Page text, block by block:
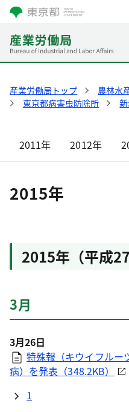
産業労働局トップ 農林水
東京都病害虫防除所
2011年 2012年
2015年
2015年（平成27
3月
3月26日
特殊報（キウイフルー
病）を発表（348.2KB）
1